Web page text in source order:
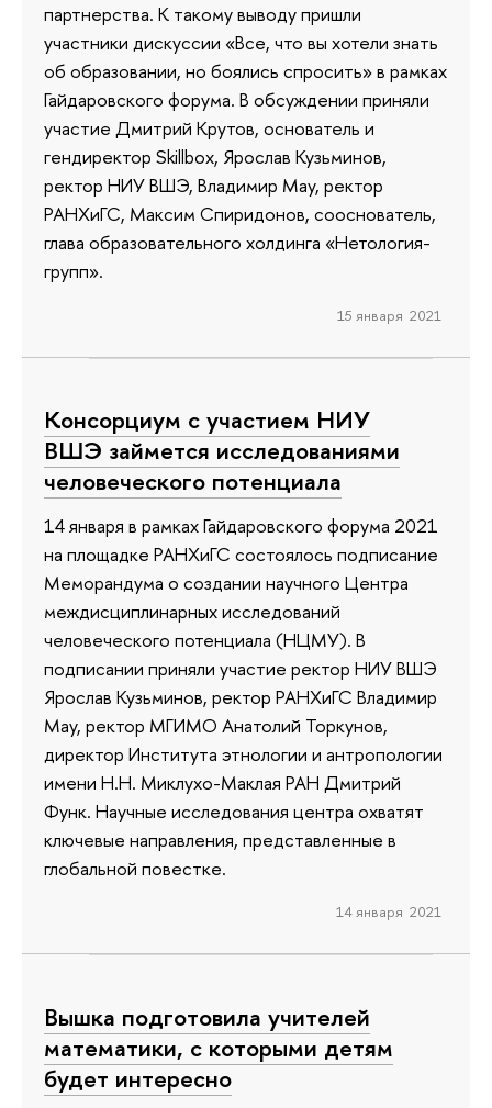
партнерства. К такому выводу пришли
участники дискуссии «Все, что вы хотели знать
об образовании, но боялись спросить» в рамках
Гайдаровского форума. В обсуждении приняли
участие Дмитрий Крутов, основатель и
гендиректор Skillbox, Ярослав Кузьминов,
ректор НИУ ВШЭ, Владимир Мау, ректор
РАНХиГС, Максим Спиридонов, сооснователь,
глава образовательного холдинга «Нетология-
групп».
15 января 2021
Консорциум с участием НИУ
ВШЭ займется исследованиями
человеческого потенциала
14 января в рамках Гайдаровского форума 2021
на площадке РАНХиГС состоялось подписание
Меморандума о создании научного Центра
междисциплинарных исследований
человеческого потенциала (НЦМУ). В
подписании приняли участие ректор НИУ ВШЭ
Ярослав Кузьминов, ректор РАНХиГС Владимир
Мау, ректор МГИМО Анатолий Торкунов,
директор Института этнологии и антропологии
имени Н.Н. Миклухо-Маклая РАН Дмитрий
Функ. Научные исследования центра охватят
ключевые направления, представленные в
глобальной повестке.
14 января 2021
Вышка подготовила учителей
математики, с которыми детям
будет интересно